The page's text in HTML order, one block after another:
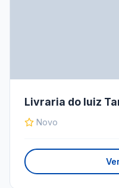
Livraria do luiz
Novo